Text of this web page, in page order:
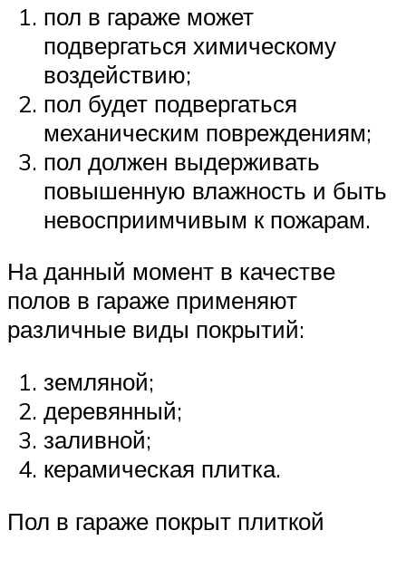
пол в гараже может
подвергаться химическому
воздействию;
пол будет подвергаться
механическим повреждениям;
пол должен выдерживать
повышенную влажность и быть
невосприимчивым к пожарам.
На данный момент в качестве
полов в гараже применяют
различные виды покрытий:
земляной;
деревянный;
заливной;
керамическая плитка.
Пол в гараже покрыт плиткой